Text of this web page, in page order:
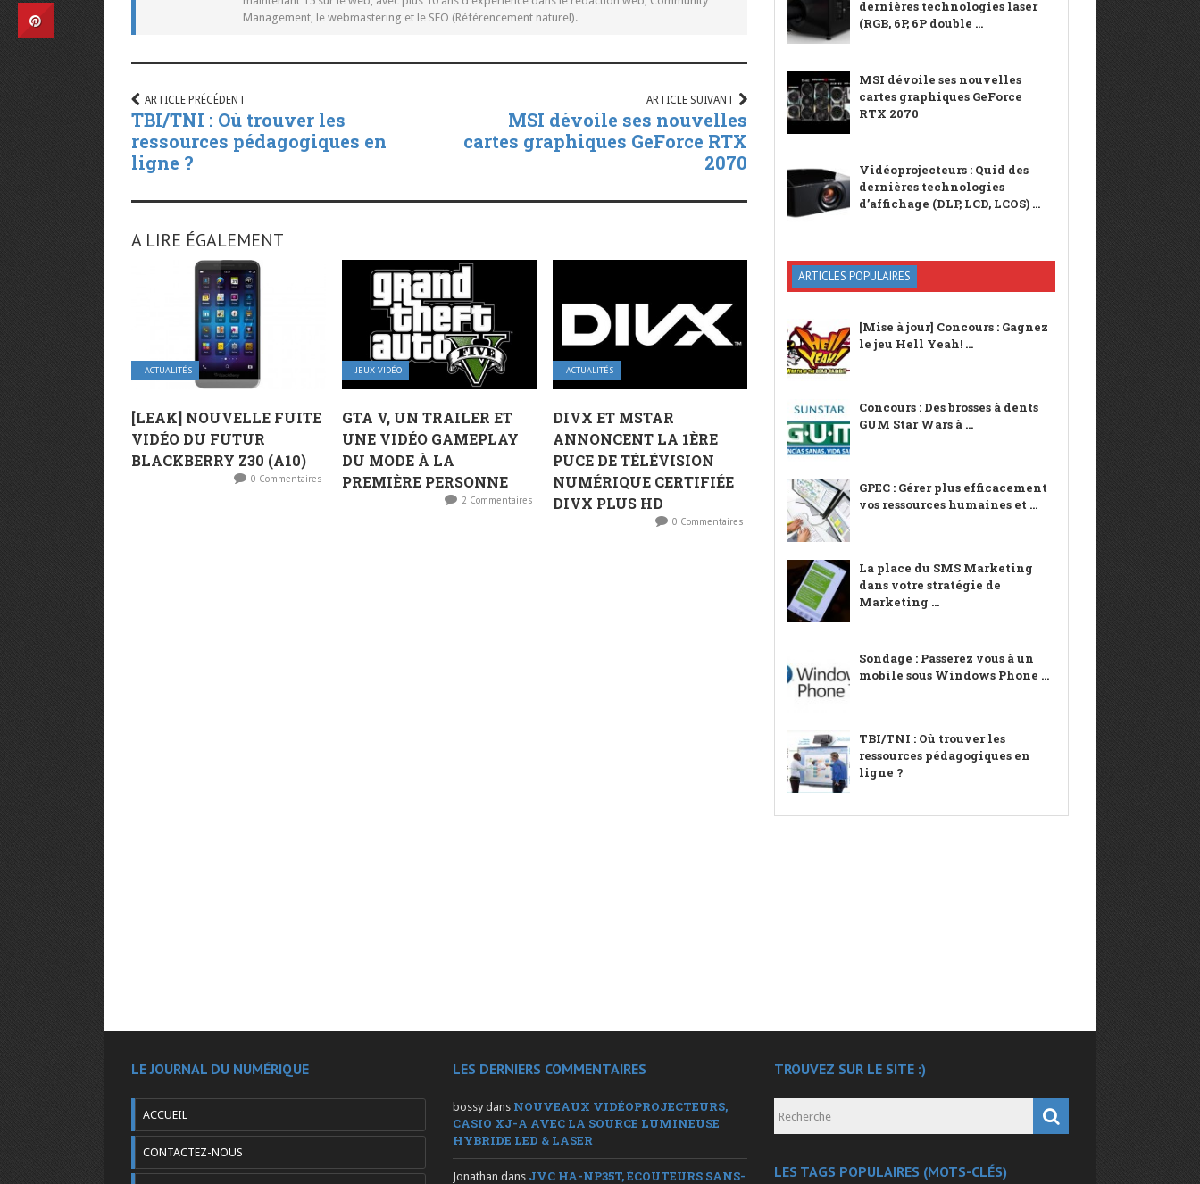
Management, le webmastering et le SEO (Référencement naturel).
ARTICLE PRÉCÉDENT
TBI/TNI : Où trouver les
ressources pédagogiques en
ligne ?
ARTICLE SUIVANT
MSI dévoile ses nouvelles
cartes graphiques GeForce RTX
2070
A LIRE ÉGALEMENT
ACTUALITÉS
[LEAK] NOUVELLE FUITE
VIDÉO DU FUTUR
BLACKBERRY Z30 (A10)
0 Commentaires
JEUX-VIDÉO
GTA V, UN TRAILER ET
UNE VIDÉO GAMEPLAY
DU MODE À LA
PREMIÈRE PERSONNE
2 Commentaires
ACTUALITÉS
DIVX ET MSTAR
ANNONCENT LA 1ÈRE
PUCE DE TÉLÉVISION
NUMÉRIQUE CERTIFIÉE
DIVX PLUS HD
0 Commentaires
dernières technologies laser
(RGB, 6P, 6P double ...
MSI dévoile ses nouvelles
cartes graphiques GeForce
RTX 2070
Vidéoprojecteurs : Quid des
dernières technologies
d’affichage (DLP, LCD, LCOS) ...
ARTICLES POPULAIRES
[Mise à jour] Concours : Gagnez
le jeu Hell Yeah! ...
Concours : Des brosses à dents
GUM Star Wars à ...
GPEC : Gérer plus efficacement
vos ressources humaines et ...
La place du SMS Marketing
dans votre stratégie de
Marketing ...
Sondage : Passerez vous à un
mobile sous Windows Phone ...
TBI/TNI : Où trouver les
ressources pédagogiques en
ligne ?
LE JOURNAL DU NUMÉRIQUE
ACCUEIL
CONTACTEZ-NOUS
LES DERNIERS COMMENTAIRES
bossy dans NOUVEAUX VIDÉOPROJECTEURS,
CASIO XJ-A AVEC LA SOURCE LUMINEUSE
HYBRIDE LED & LASER
Jonathan dans JVC HA-NP35T, ÉCOUTEURS SANS-
TROUVEZ SUR LE SITE :)
LES TAGS POPULAIRES (MOTS-CLÉS)